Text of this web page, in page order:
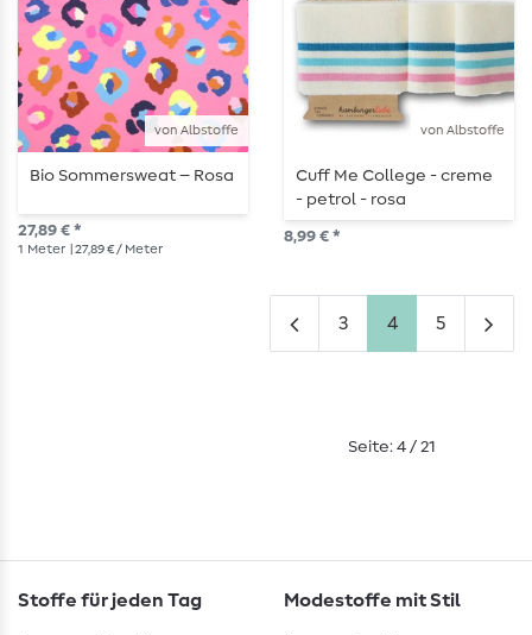
von Albstoffe
Bio Sommersweat – Rosa
27,89 € *
1 Meter | 27,89 € / Meter
von Albstoffe
Cuff Me College - creme
- petrol - rosa
8,99 € *
3 4 5
Seite: 4 / 21
Stoffe für jeden Tag Modestoffe mit Stil